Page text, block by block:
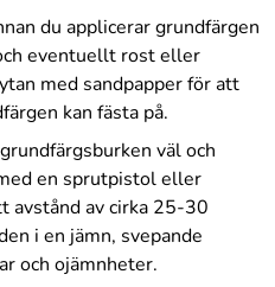
du applicerar grundfärgen
eventuellt rost eller
med sandpapper för att
kan fästa på.
väl och
en sprutpistol eller
avstånd av cirka 25-30
i en jämn, svepande
och ojämnheter.